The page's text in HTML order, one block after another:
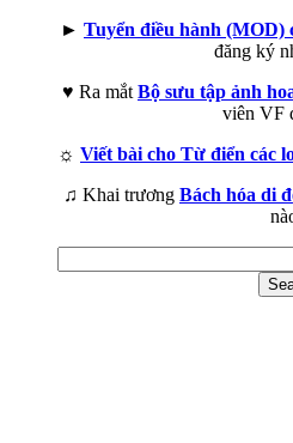
► Tuyển điều hành (MOD)
đăng ký
♥ Ra mắt Bộ sưu tập ảnh
viên VF
☼ Viết bài cho Từ điển các
♫ Khai trương Bách hóa di